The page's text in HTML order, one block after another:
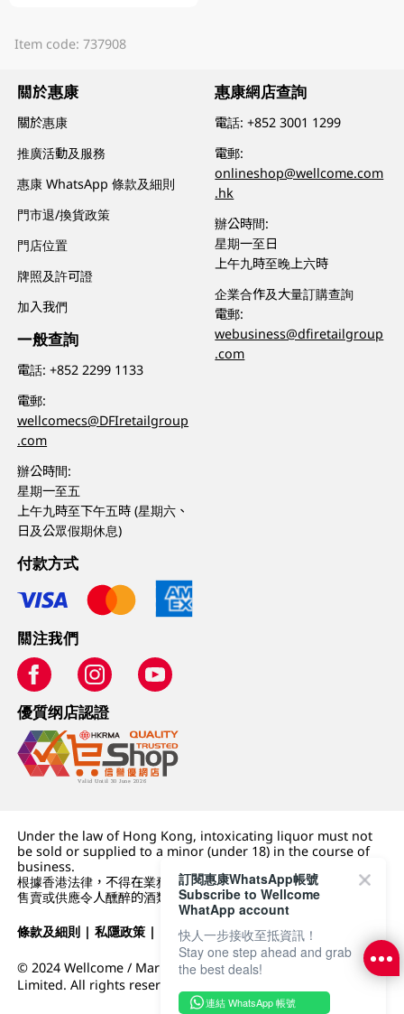
Item code: 737908
關於惠康
關於惠康
推廣活動及服務
惠康 WhatsApp 條款及細則
門市退/換貨政策
門店位置
牌照及許可證
加入我們
一般查詢
電話:+852 2299 1133
電郵:
wellcomecs@DFIretailgroup
.com
辦公時間:
星期一至五
上午九時至下午五時 (星期六、
日及公眾假期休息)
惠康網店查詢
電話:+852 3001 1299
電郵:
onlineshop@wellcome.com
.hk
辦公時間:
星期一至日
上午九時至晚上六時
企業合作及大量訂購查詢
電郵:
webusiness@dfiretailgroup
.com
付款方式
關注我們
優質纲店認證
Under the law of Hong Kong, intoxicating liquor must not
be sold or supplied to a minor (under 18) in the course of
business.
根據香港法律，不得在業務過程中，向未成年人 (18 歲以下人士)
售賣或供應令人醺醉的酒類。
條款及細則 |私隱政策 | DFI零售集團
© 2024 Wellcome / Market Place. The Dairy Farm Company
Limited. All rights reserved.
訂閱惠康WhatsApp帳號
Subscribe to Wellcome
WhatApp account
快人一步接收至抵資訊！
Stay one step ahead and grab
the best deals!
連結 WhatsApp 帳號